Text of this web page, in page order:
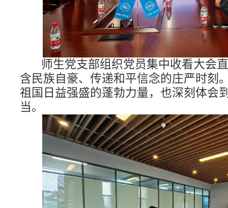
师生党支部组织党员集中收看大会
含民族自豪、传递和平信念的庄严时刻
祖国日益强盛的蓬勃力量，也深刻体会
当。